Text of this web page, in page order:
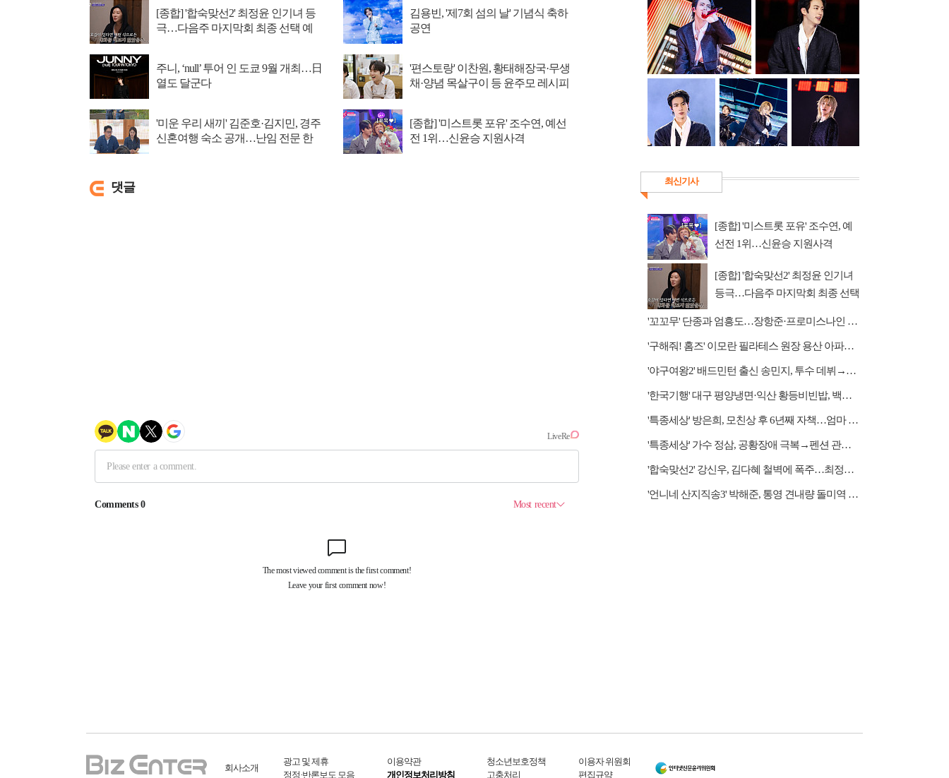
[종합] '합숙맞선2' 최정윤 인기녀 등
극…다음주 마지막회 최종 선택 예
김용빈, '제7회 섬의 날' 기념식 축하
공연
주니, ‘null’ 투어 인 도쿄 9월 개최…日
열도 달군다
'편스토랑' 이찬원, 황태해장국·무생
채·양념 목살구이 등 윤주모 레시피
'미운 우리 새끼' 김준호·김지민, 경주
신혼여행 숙소 공개…난임 전문 한
[종합] '미스트롯 포유' 조수연, 예선
전 1위…신윤승 지원사격
댓글 최신기사
[종합] '미스트롯 포유' 조수연, 예
선전 1위…신윤승 지원사격
[종합] '합숙맞선2' 최정윤 인기녀
등극…다음주 마지막회 최종 선택
'꼬꼬무' 단종과 엄흥도…장항준·프로미스나인 이채영·적재 게스트 출연
'구해줘! 홈즈' 이모란 필라테스 원장 용산 아파트 방문…냄비뚜껑 운동법 소개
'야구여왕2' 배드민턴 출신 송민지, 투수 데뷔→장수영 반등 예고
'한국기행' 대구 평양냉면·익산 황등비빈밥, 백년 식당의 대물림 맛
'특종세상' 방은희, 모친상 후 6년째 자책…엄마 향한 그리움 근황
'특종세상' 가수 정삼, 공황장애 극복→펜션 관리자 근황
'합숙맞선2' 강신우, 김다혜 철벽에 폭주…최정윤 두고 이인권·권예찬·문성모 경쟁
'언니네 산지직송3' 박해준, 통영 견내량 돌미역 조업 합류…루지 체험
회사소개
광고 및 제휴
정정·반론보도 모음
이용약관
개인정보처리방침
청소년보호정책
고충처리
이용자 위원회
편집규약